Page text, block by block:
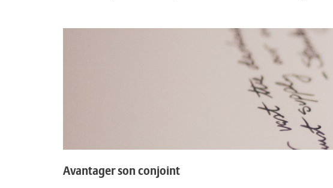
Avantager son conjoint